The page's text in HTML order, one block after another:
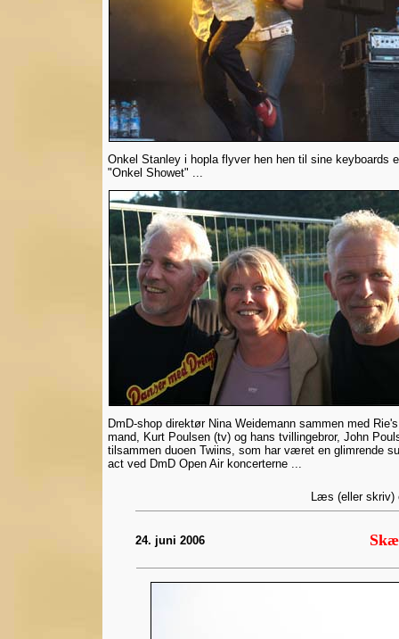
Onkel Stanley i hopla flyver hen hen til sine keyboards
"Onkel Showet" ...
DmD-shop direktør Nina Weidemann sammen med Rie's
mand, Kurt Poulsen (tv) og hans tvillingebror, John
tilsammen duoen Twiins, som har været en glimrende
act ved DmD Open Air koncerterne ...
Læs (eller
24. juni 2006